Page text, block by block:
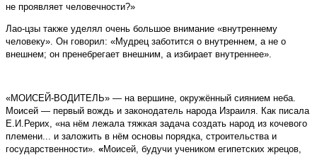
не проявляет человечности?»
Лао-цзы также уделял очень большое внимание «внутреннему
человеку». Он говорил: «Мудрец заботится о внутреннем, а не о
внешнем; он пренебрегает внешним, а избирает внутреннее».
«МОИСЕЙ-ВОДИТЕЛЬ» — на вершине, окружённый сиянием неба.
Моисей — первый вождь и законодатель народа Израиля. Как писала
Е.И.Рерих, «на нём лежала тяжкая задача создать народ из кочевого
племени... и заложить в нём основы порядка, строительства и
государственности». «Моисей, будучи учеником египетских жрецов,